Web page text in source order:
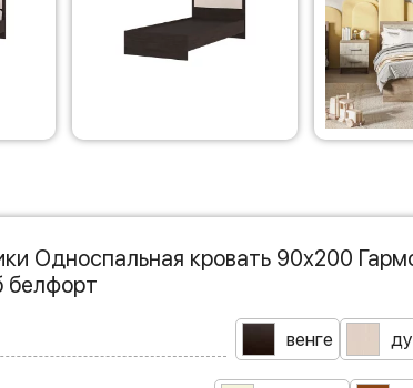
Односпальная кровать 90х200
белфорт
венге